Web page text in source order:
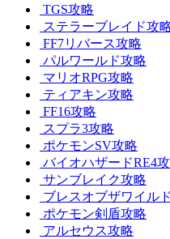
TGS攻略
ステラーブレイド攻
FF7リバース攻略
パルワールド攻略
マリオRPG攻略
ティアキン攻略
FF16攻略
スプラ3攻略
ポケモンSV攻略
バイオハザードRE4
サンブレイク攻略
ブレスオブザワイル
ポケモン剣盾攻略
アルセウス攻略